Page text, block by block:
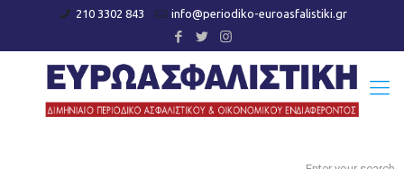
210 3302 843 info@periodiko-euroasfalistiki.gr